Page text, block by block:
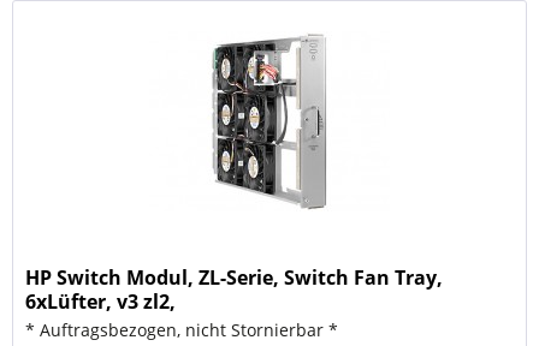
HP Switch Modul, ZL-Serie, Switch Fan Tray,
6xLüfter, v3 zl2,
* Auftragsbezogen, nicht Stornierbar *